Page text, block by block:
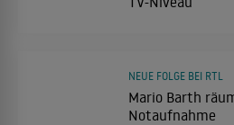
Mario Barth
Notaufnahme
NEUE FOLGE BEI RTL